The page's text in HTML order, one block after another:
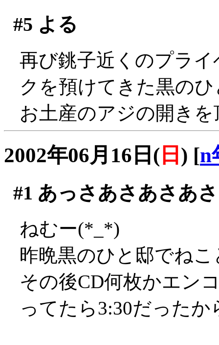
#5 よる
再び銚子近くのプラ
クを預けてきた黒のひ
お土産のアジの開き
2002年06月16日( 日 ) [n
#1 あっさあさあさあさ
ねむー(*_*)
昨晩黒のひと邸でね
その後CD何枚かエン
ってたら3:30だったか